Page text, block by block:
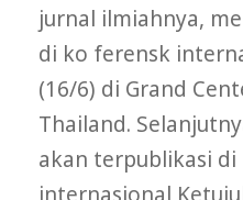
jurnal ilmiahnya,
di ko ferensk
(16/6) di Grand
Thailand.
akan terpublikasi